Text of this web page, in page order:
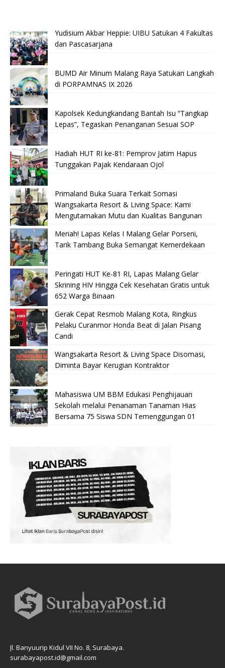
Yudisium Akbar Heppie: UIBU Satukan 4 Fakultas
dan Pascasarjana
BUMD Air Minum Malang Raya Satukan Langkah
di PORPAMNAS IX 2026
Kapolsek Kedungkandang Bantah Isu “Tangkap
Lepas”, Tegaskan Penanganan Sesuai SOP
Hadiah HUT RI ke-81: Pemprov Jatim Hapus
Tunggakan Pajak Kendaraan Ojol
Primaland Buka Suara Terkait Somasi
Wangsakarta Resort & Living Space: Kami
Mengutamakan Mutu dan Kualitas Bangunan
Meriah! Lapas Kelas I Malang Gelar Porseni,
Tarik Tambang Buka Semangat Kemerdekaan
Peringati HUT Ke-81 RI, Lapas Malang Gelar
Skrining HIV Hingga Cek Kesehatan Gratis untuk
652 Warga Binaan
Gerak Cepat Resmob Malang Kota, Ringkus
Pelaku Curanmor Honda Beat di Jalan Pisang
Candi
Wangsakarta Resort & Living Space Disomasi,
Diminta Bayar Kerugian Kontraktor
Mahasiswa UM BBM Edukasi Penghijauan
Sekolah melalui Penanaman Tanaman Hias
Bersama 75 Siswa SDN Temenggungan 01
Jl. Banyuurip Kidul VII No. 8, Surabaya.
surabayapost.id@gmail.com